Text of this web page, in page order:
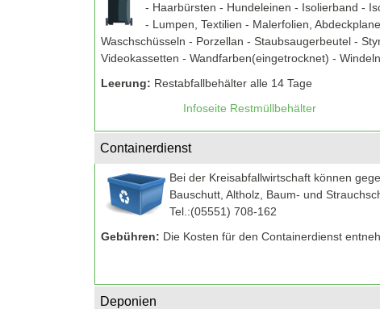
- Haarbürsten - Hundeleinen - Isolierband -
- Lumpen, Textilien - Malerfolien,
Waschschüsseln - Porzellan - Staubsaugerbeutel -
Videokassetten - Wandfarben(eingetrocknet) -
Leerung: Restabfallbehälter alle 14 Tage
Infoseite Restmüllbehälter
Containerdienst
Bei der Kreisabfallwirtschaft können
Bauschutt, Altholz, Baum- und
Tel.:(05551) 708-162
Gebühren: Die Kosten für den Containerdienst
Deponien